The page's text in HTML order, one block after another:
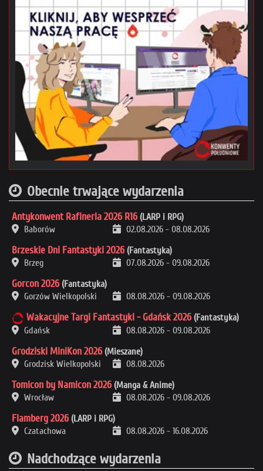
Obecnie trwające wydarzenia
Antykonwent Rafineria 2026 R16 (LARP i RPG)
Baborów
02.08.2026 - 08.08.2026
Brzeskie Dni Fantastyki 2026 (Fantastyka)
Brzeg
07.08.2026 - 09.08.2026
Gorcon 2026 (Fantastyka)
Gorzów Wielkopolski
08.08.2026 - 09.08.2026
Wakacyjne Targi Fantastyki - Gdańsk 2026 (Fantastyka)
Gdańsk
08.08.2026 - 09.08.2026
Grodziski MiniKon 2026 (Mieszane)
Grodzisk Wielkopolski
08.08.2026
Tomicon by Namicon 2026 (Manga & Anime)
Wrocław
08.08.2026 - 09.08.2026
Flamberg 2026 (LARP i RPG)
Czatachowa
08.08.2026 - 16.08.2026
Nadchodzące wydarzenia